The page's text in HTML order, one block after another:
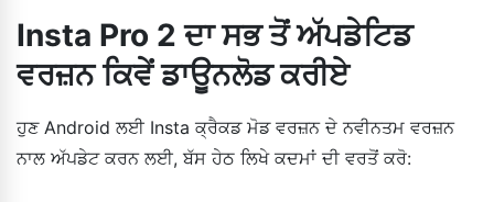
Insta Pro 2 ਦਾ ਸਭ ਤੋਂ ਅੱਪਡੇਟਿਡ
ਵਰਜ਼ਨ ਕਿਵੇਂ ਡਾਊਨਲੋਡ ਕਰੀਏ
ਹੁਣ Android ਲਈ Insta ਕ੍ਰੈਕਡ ਮੋਡ ਵਰਜ਼ਨ ਦੇ ਨਵੀਨਤਮ ਵਰਜ਼ਨ
ਨਾਲ ਅੱਪਡੇਟ ਕਰਨ ਲਈ, ਬੱਸ ਹੇਠ ਲਿਖੇ ਕਦਮਾਂ ਦੀ ਵਰਤੋਂ ਕਰੋ: